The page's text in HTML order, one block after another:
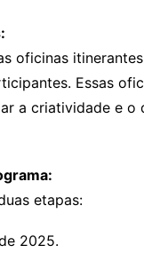
oficinas
Essas
a criatividade e o
etapas:
2025.